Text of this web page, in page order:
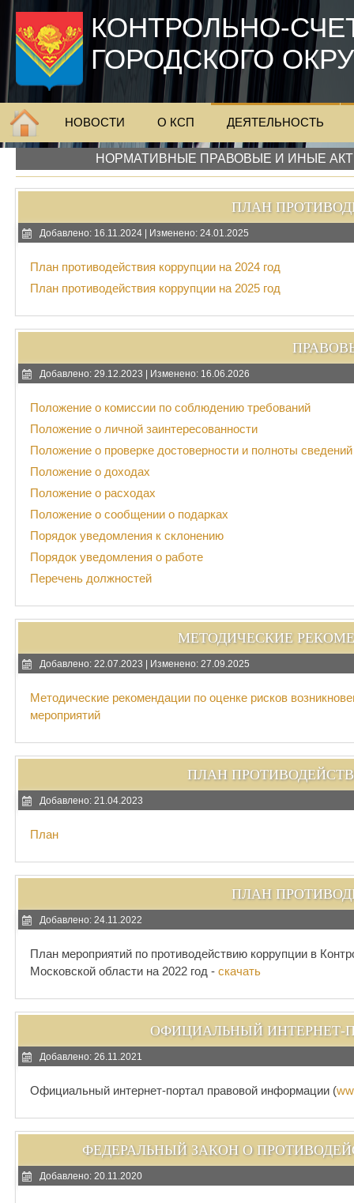
КОНТРОЛЬНО-
ГОРОДСКОГО
НОВОСТИ О КСП ДЕЯТЕЛЬНОСТЬ
НОРМАТИВНЫЕ ПРАВОВЫЕ И ИНЫЕ
ПЛАН
Добавлено: 16.11.2024 | Изменено: 24.01.2025
План противодействия коррупции на 2024 год
План противодействия коррупции на 2025 год
Добавлено: 29.12.2023 | Изменено: 16.06.2026
Положение о комиссии по соблюдению требований
Положение о личной заинтересованности
Положение о проверке достоверности и полноты сведений
Положение о доходах
Положение о расходах
Положение о сообщении о подарках
Порядок уведомления к склонению
Порядок уведомления о работе
Перечень должностей
МЕТОДИЧЕСКИЕ
Добавлено: 22.07.2023 | Изменено: 27.09.2025
Методические рекомендации по оценке рисков
мероприятий
ПЛАН
Добавлено: 21.04.2023
План
ПЛАН
Добавлено: 24.11.2022
План мероприятий по противодействию коррупции в
Московской области на 2022 год - скачать
ОФИЦИАЛЬНЫЙ ИНТЕРНЕТ-
Добавлено: 26.11.2021
Официальный интернет-портал правовой информации (
ФЕДЕРАЛЬНЫЙ ЗАКОН О
Добавлено: 20.11.2020